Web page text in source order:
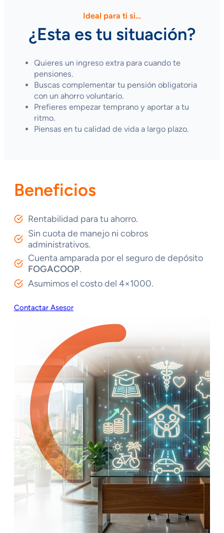
Ideal para ti si…
¿Esta es tu situación?
Quieres un ingreso extra para cuando te
pensiones.
Buscas complementar tu pensión obligatoria
con un ahorro voluntario.
Prefieres empezar temprano y aportar a tu
ritmo.
Piensas en tu calidad de vida a largo plazo.
Beneficios
Rentabilidad para tu ahorro.
Sin cuota de manejo ni cobros
administrativos.
Cuenta amparada por el seguro de depósito
FOGACOOP.
Asumimos el costo del 4×1000.
Contactar Asesor